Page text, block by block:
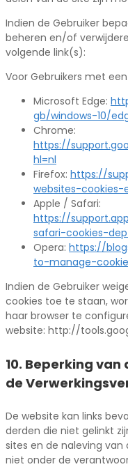
Indien de Gebruiker
beheren en/of
volgende link(s):
Voor Gebruikers met
Microsoft Edge:
gb/windows-10/
Chrome:
https://
hl=nl
Firefox: https://
websites-cookies-
Apple / Safari:
https://
safari-cookies-
Opera: https://
to-manage-
Indien de Gebruiker
cookies toe te staan,
haar browser te
website: http://
10. Beperking
de
De website kan links
derden die niet gelinkt
sites en de naleving van
niet onder de